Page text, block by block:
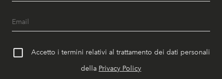
Accetto i termini relativi al trattamento dei dati personali
della Privacy Policy